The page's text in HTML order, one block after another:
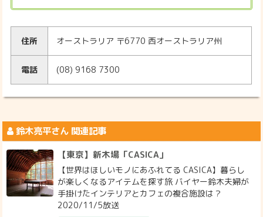
住所 オーストラリア 〒6770 西オーストラリア州
電話 (08) 9168 7300
鈴木亮平さん 関連記事
【東京】新木場「CASICA」
【世界はほしいモノにあふれてる CASICA】暮らし
が楽しくなるアイテムを探す旅 バイヤー鈴木夫婦が
手掛けたインテリアとカフェの複合施設は？
2020/11/5放送